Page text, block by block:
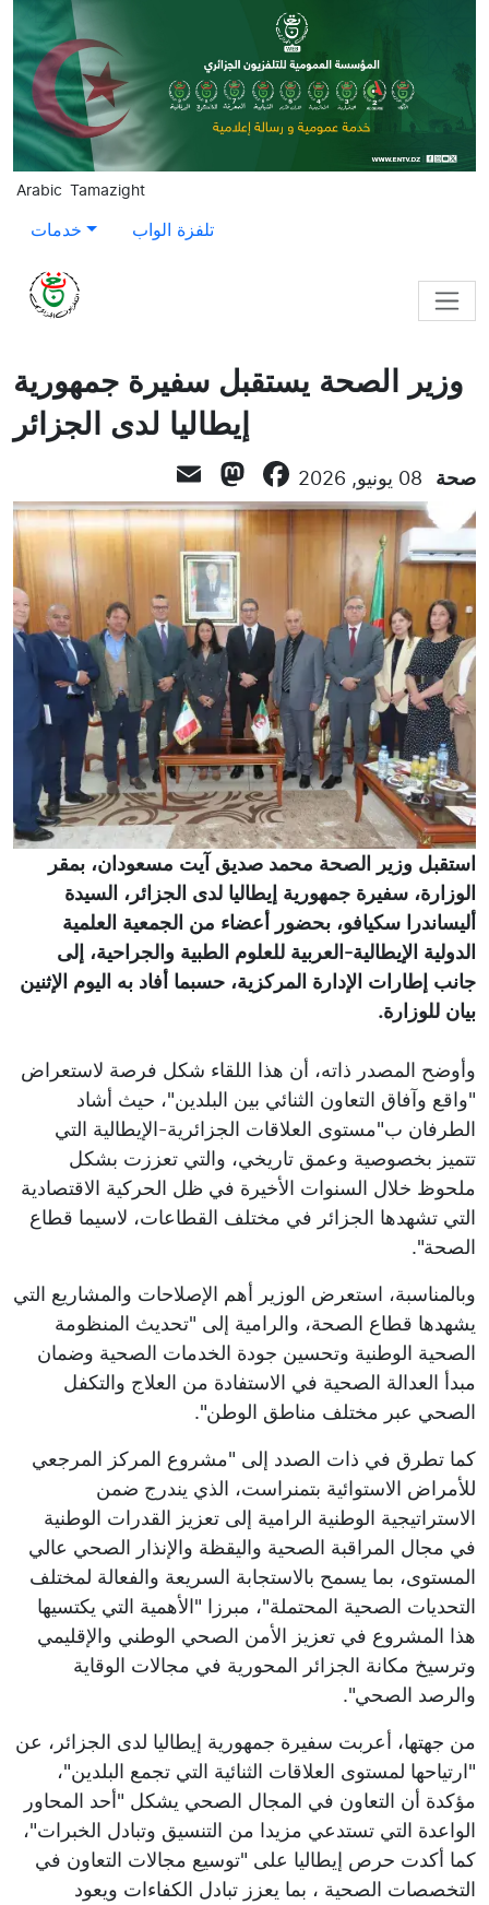
Skip to main content
Arabic Tamazight
خدمات تلفزة الواب
وزير الصحة يستقبل سفيرة جمهورية
إيطاليا لدى الجزائر
صحة 08 يونيو, 2026 Facebook
Mastodon
استقبل وزير الصحة محمد صديق آيت مسعودان، بمقر
الوزارة، سفيرة جمهورية إيطاليا لدى الجزائر، السيدة
أليساندرا سكيافو، بحضور أعضاء من الجمعية العلمية
الدولية الإيطالية-العربية للعلوم الطبية والجراحية، إلى
جانب إطارات الإدارة المركزية، حسبما أفاد به اليوم الإثنين
بيان للوزارة.
وأوضح المصدر ذاته، أن هذا اللقاء شكل فرصة لاستعراض
"واقع وآفاق التعاون الثنائي بين البلدين"، حيث أشاد
الطرفان ب"مستوى العلاقات الجزائرية-الإيطالية التي
تتميز بخصوصية وعمق تاريخي، والتي تعززت بشكل
ملحوظ خلال السنوات الأخيرة في ظل الحركية الاقتصادية
التي تشهدها الجزائر في مختلف القطاعات، لاسيما قطاع
الصحة".
وبالمناسبة، استعرض الوزير أهم الإصلاحات والمشاريع التي
يشهدها قطاع الصحة، والرامية إلى "تحديث المنظومة
الصحية الوطنية وتحسين جودة الخدمات الصحية وضمان
مبدأ العدالة الصحية في الاستفادة من العلاج والتكفل
الصحي عبر مختلف مناطق الوطن".
كما تطرق في ذات الصدد إلى "مشروع المركز المرجعي
للأمراض الاستوائية بتمنراست، الذي يندرج ضمن
الاستراتيجية الوطنية الرامية إلى تعزيز القدرات الوطنية
في مجال المراقبة الصحية واليقظة والإنذار الصحي عالي
المستوى، بما يسمح بالاستجابة السريعة والفعالة لمختلف
التحديات الصحية المحتملة"، مبرزا "الأهمية التي يكتسيها
هذا المشروع في تعزيز الأمن الصحي الوطني والإقليمي
وترسيخ مكانة الجزائر المحورية في مجالات الوقاية
والرصد الصحي".
من جهتها، أعربت سفيرة جمهورية إيطاليا لدى الجزائر، عن
"ارتياحها لمستوى العلاقات الثنائية التي تجمع البلدين"،
مؤكدة أن التعاون في المجال الصحي يشكل "أحد المحاور
الواعدة التي تستدعي مزيدا من التنسيق وتبادل الخبرات"،
كما أكدت حرص إيطاليا على "توسيع مجالات التعاون في
التخصصات الصحية ، بما يعزز تبادل الكفاءات ويعود